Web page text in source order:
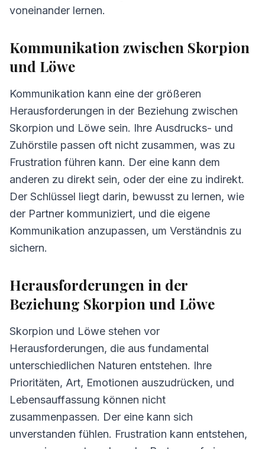
voneinander lernen.
Kommunikation zwischen Skorpion
und Löwe
Kommunikation kann eine der größeren
Herausforderungen in der Beziehung zwischen
Skorpion und Löwe sein. Ihre Ausdrucks- und
Zuhörstile passen oft nicht zusammen, was zu
Frustration führen kann. Der eine kann dem
anderen zu direkt sein, oder der eine zu indirekt.
Der Schlüssel liegt darin, bewusst zu lernen, wie
der Partner kommuniziert, und die eigene
Kommunikation anzupassen, um Verständnis zu
sichern.
Herausforderungen in der
Beziehung Skorpion und Löwe
Skorpion und Löwe stehen vor
Herausforderungen, die aus fundamental
unterschiedlichen Naturen entstehen. Ihre
Prioritäten, Art, Emotionen auszudrücken, und
Lebensauffassung können nicht
zusammenpassen. Der eine kann sich
unverstanden fühlen. Frustration kann entstehen,